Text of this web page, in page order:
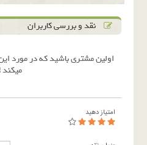
نقد و بررسی کاربران
اولین مشتری باشید که در مورد
میکند !
امتیاز دهید